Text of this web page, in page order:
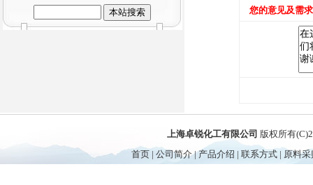
您的意见及需
上海卓锐化工有限公司 版权所有
首页 |公司简介|产品介绍 |联系方式 | 原料采